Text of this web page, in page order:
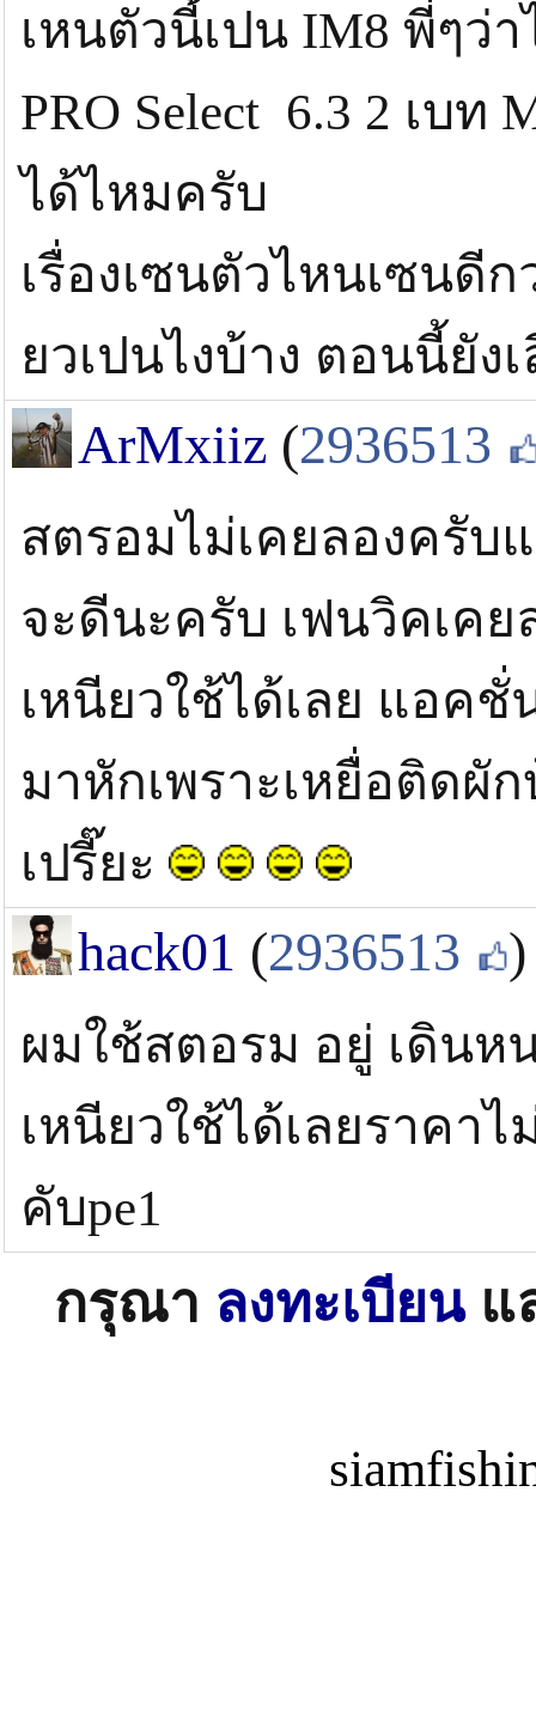
เหนตัวนี้เปน IM8 พี่ๆว่
PRO Select 6.3 2 เบท
ได้ไหมครับ
เรื่องเซนตัวไหนเซนดี
ยวเปนไงบ้าง ตอนนี้ยัง
ArMxiiz (2936513
สตรอมไม่เคยลองครับ
จะดีนะครับ เฟนวิคเคย
เหนียวใช้ได้เลย แอคชั่
มาหักเพราะเหยื่อติดผั
เปรี๊ยะ
hack01 (2936513 )
ผมใช้สตอรม อยู่ เดินห
เหนียวใช้ได้เลยราคา
คับpe1
กรุณา ลงทะเบียนแ